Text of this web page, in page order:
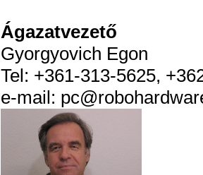
Ágazatvezető
Gyorgyovich Egon
Tel: +361-313-5625,
e-mail: